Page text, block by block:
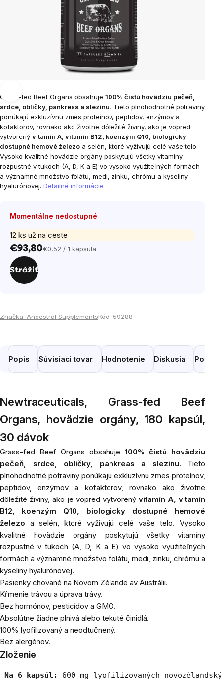
Grass-fed Beef Organs obsahuje 100% čistú hovädziu pečeň,
srdce, obličky, pankreas a slezinu. Tieto plnohodnotné potraviny
ponúkajú exkluzívnu zmes proteínov, peptidov, enzýmov a
kofaktorov, rovnako ako životne dôležité živiny, ako je vopred
vytvorený vitamín A, vitamín B12, koenzým Q10, biologicky
dostupné hemové železo a selén, ktoré vyživujú celé vaše telo.
Vysoko kvalitné hovädzie orgány poskytujú všetky vitamíny
rozpustné v tukoch (A, D, K a E) vo vysoko využiteľných formách
a významné množstvo folátu, medi, zinku, chrómu a kyseliny
hyalurónovej. Detailné informácie
Momentálne nedostupné
12 ks už na ceste
€93,80Jednotková
€0,52 / 1 kapsula
Strážiť
Značka: Ancestral SupplementsKód: 59288
Popis Súvisiaci tovar Hodnotenie Diskusia
Newtraceuticals, Grass-fed Beef
Organs, hovädzie orgány, 180 kapsúl,
30 dávok
Grass-fed Beef Organs obsahuje 100% čistú hovädziu
pečeň, srdce, obličky, pankreas a slezinu. Tieto
plnohodnotné potraviny ponúkajú exkluzívnu zmes proteínov,
peptidov, enzýmov a kofaktorov, rovnako ako životne
dôležité živiny, ako je vopred vytvorený vitamín A, vitamín
B12, koenzým Q10, biologicky dostupné hemové
železo a selén, ktoré vyživujú celé vaše telo. Vysoko
kvalitné hovädzie orgány poskytujú všetky vitamíny
rozpustné v tukoch (A, D, K a E) vo vysoko využiteľných
formách a významné množstvo folátu, medi, zinku, chrómu a
kyseliny hyalurónovej.
Pasienky chované na Novom Zélande av Austrálii.
Kŕmenie trávou a úprava trávy.
Bez hormónov, pesticídov a GMO.
Absolútne žiadne plnivá alebo tekuté činidlá.
100% lyofilizovaný a neodtučnený.
Bez alergénov.
Zloženie
Na 6 kapsúl: 600 mg lyofilizovaných